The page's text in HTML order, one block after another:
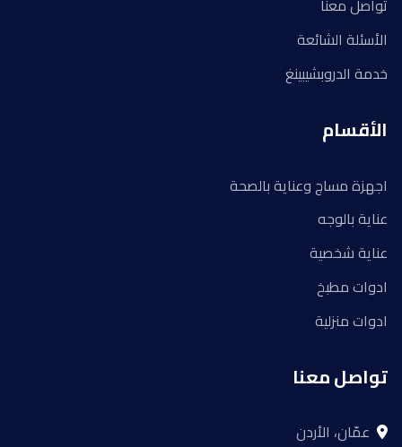
تواصل معنا
الأسئلة الشائعة
خدمة الدروبشيبينغ
الأقسام
اجهزة مساج وعناية بالصحة
عناية بالوجه
عناية شخصية
ادوات مطبخ
ادوات منزلية
تواصل معنا
عمّان، الأردن